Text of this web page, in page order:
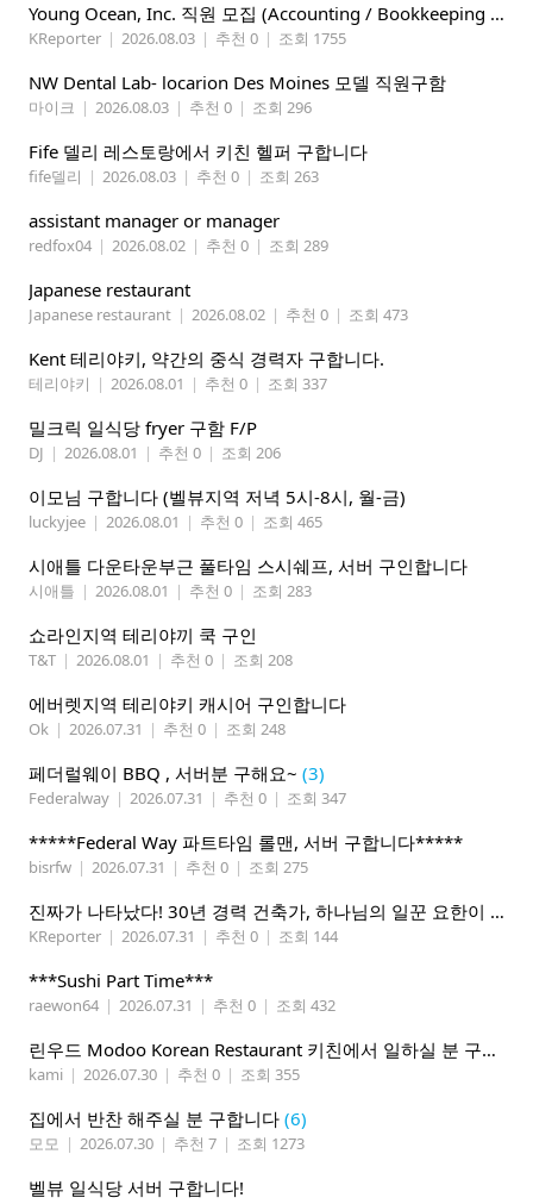
Young Ocean, Inc. 직원 모집 (Accounting / Bookkeeping 분야)
KReporter | 2026.08.03 | 추천 0 | 조회 1755
NW Dental Lab- locarion Des Moines 모델 직원구함
마이크 | 2026.08.03 | 추천 0 | 조회 296
Fife 델리 레스토랑에서 키친 헬퍼 구합니다
fife델리 | 2026.08.03 | 추천 0 | 조회 263
assistant manager or manager
redfox04 | 2026.08.02 | 추천 0 | 조회 289
Japanese restaurant
Japanese restaurant | 2026.08.02 | 추천 0 | 조회 473
Kent 테리야키, 약간의 중식 경력자 구합니다.
테리야키 | 2026.08.01 | 추천 0 | 조회 337
밀크릭 일식당 fryer 구함 F/P
DJ | 2026.08.01 | 추천 0 | 조회 206
이모님 구합니다 (벨뷰지역 저녁 5시-8시, 월-금)
luckyjee | 2026.08.01 | 추천 0 | 조회 465
시애틀 다운타운부근 풀타임 스시쉐프, 서버 구인합니다
시애틀 | 2026.08.01 | 추천 0 | 조회 283
쇼라인지역 테리야끼 쿡 구인
T&T | 2026.08.01 | 추천 0 | 조회 208
에버렛지역 테리야키 캐시어 구인합니다
Ok | 2026.07.31 | 추천 0 | 조회 248
페더럴웨이 BBQ , 서버분 구해요~ (3)
Federalway | 2026.07.31 | 추천 0 | 조회 347
*****Federal Way 파트타임 롤맨, 서버 구합니다*****
bisrfw | 2026.07.31 | 추천 0 | 조회 275
진짜가 나타났다! 30년 경력 건축가, 하나님의 일꾼 요한이 책임 시공합니다.
KReporter | 2026.07.31 | 추천 0 | 조회 144
***Sushi Part Time***
raewon64 | 2026.07.31 | 추천 0 | 조회 432
린우드 Modoo Korean Restaurant 키친에서 일하실 분 구합니다
kami | 2026.07.30 | 추천 0 | 조회 355
집에서 반찬 해주실 분 구합니다 (6)
모모 | 2026.07.30 | 추천 7 | 조회 1273
벨뷰 일식당 서버 구합니다!